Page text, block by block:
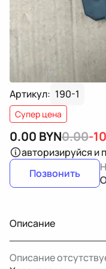
Артикул: 190-1
Супер цена
0.00 BYN0.00-
авторизируйся и
Позвонить
Описание
Описание